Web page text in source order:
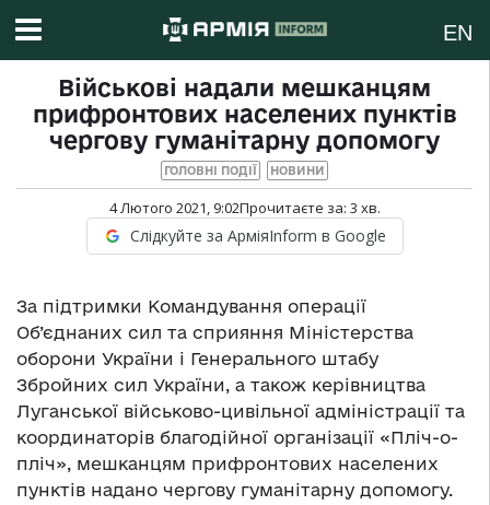
EN
Військові надали мешканцям
прифронтових населених пунктів
чергову гуманітарну допомогу
ГОЛОВНІ ПОДІЇ НОВИНИ
4 Лютого 2021, 9:02Прочитаєте за: 3 хв.
Слідкуйте за АрміяInform в Google
За підтримки Командування операції
Об’єднаних сил та сприяння Міністерства
оборони України і Генерального штабу
Збройних сил України, а також керівництва
Луганської військово-цивільної адміністрації та
координаторів благодійної організації «Пліч-о-
пліч», мешканцям прифронтових населених
пунктів надано чергову гуманітарну допомогу.